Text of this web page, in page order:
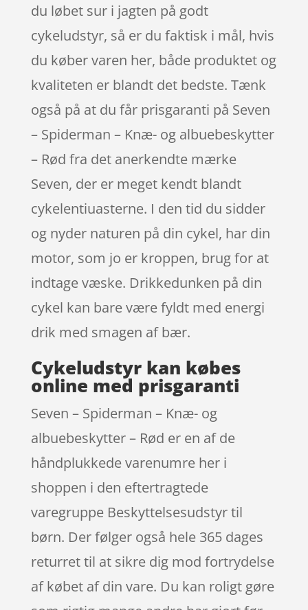
du løbet sur i jagten på godt
cykeludstyr, så er du faktisk i mål, hvis
du køber varen her, både produktet og
kvaliteten er blandt det bedste. Tænk
også på at du får prisgaranti på Seven
– Spiderman – Knæ- og albuebeskytter
– Rød fra det anerkendte mærke
Seven, der er meget kendt blandt
cykelentiuasterne. I den tid du sidder
og nyder naturen på din cykel, har din
motor, som jo er kroppen, brug for at
indtage væske. Drikkedunken på din
cykel kan bare være fyldt med energi
drik med smagen af bær.
Cykeludstyr kan købes
online med prisgaranti
Seven – Spiderman – Knæ- og
albuebeskytter – Rød er en af de
håndplukkede varenumre her i
shoppen i den eftertragtede
varegruppe Beskyttelsesudstyr til
børn. Der følger også hele 365 dages
returret til at sikre dig mod fortrydelse
af købet af din vare. Du kan roligt gøre